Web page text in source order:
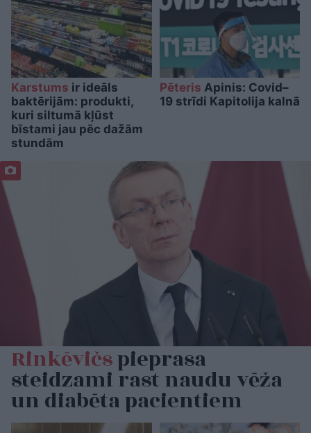
Karstums ir ideāls
baktērijām: produkti,
kuri siltumā kļūst
bīstami jau pēc dažām
stundām
Pēteris Apinis: Covid–
19 strīdi Kapitolija kalnā
Rinkēvičspieprasa
steidzami rast naudu vēža
un diabēta pacientiem